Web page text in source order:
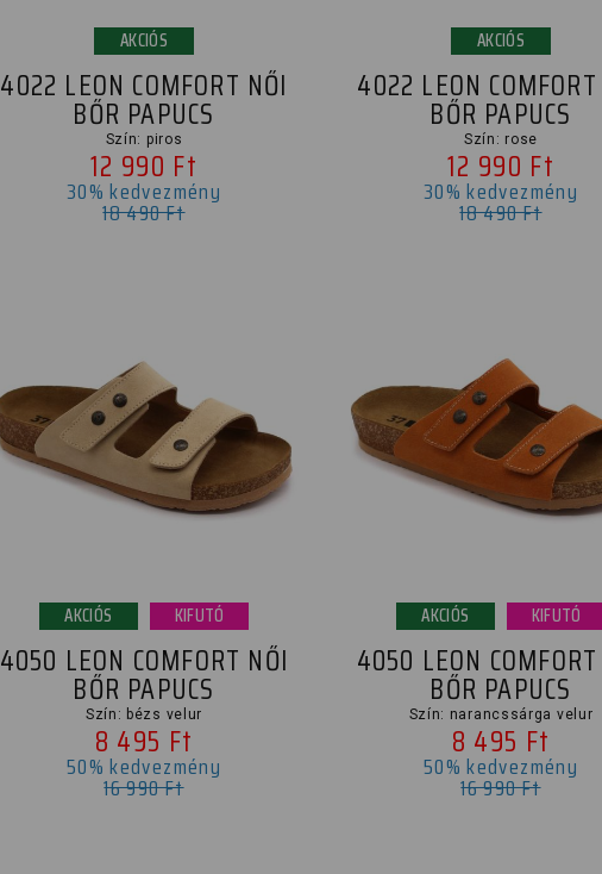
AKCIÓS
4022 LEON COMFORT NŐI
BŐR PAPUCS
Szín: piros
12 990 Ft
30% kedvezmény
18 490 Ft
AKCIÓS
4022 LEON
BŐR PAPUCS
Szín: rose
12 990 Ft
30% kedvezmény
18 490 Ft
AKCIÓS KIFUTÓ
4050 LEON COMFORT NŐI
BŐR PAPUCS
Szín: bézs velur
8 495 Ft
50% kedvezmény
16 990 Ft
AKCIÓS KIFUTÓ
4050 LEON
BŐR PAPUCS
Szín: narancssárga velur
8 495 Ft
50% kedvezmény
16 990 Ft